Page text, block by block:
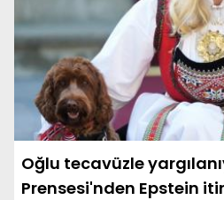
Oğlu tecavüzle
Prensesi'nden Epstein